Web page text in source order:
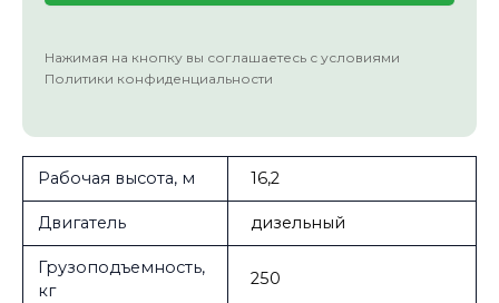
Нажимая на кнопку вы соглашаетесь с условиями
Политики конфиденциальности
Рабочая высота, м 16,2
Двигатель дизельный
Грузоподъемность,
кг
250